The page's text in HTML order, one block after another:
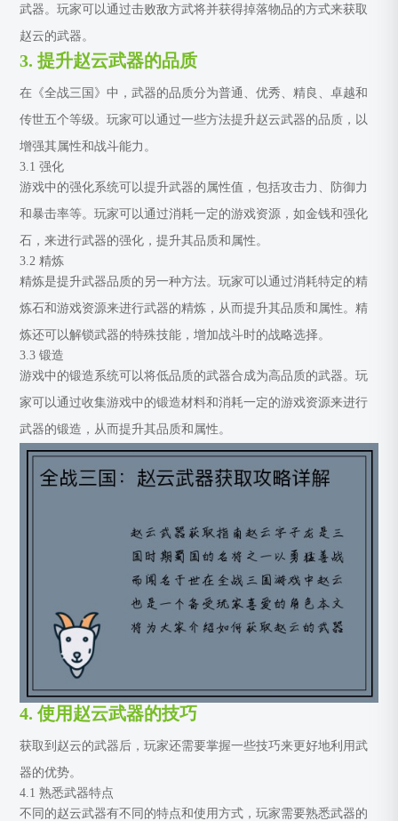
武器。玩家可以通过击败敌方武将并获得掉落物品的方式来获取
赵云的武器。
3. 提升赵云武器的品质
在《全战三国》中，武器的品质分为普通、优秀、精良、卓越和
传世五个等级。玩家可以通过一些方法提升赵云武器的品质，以
增强其属性和战斗能力。
3.1 强化
游戏中的强化系统可以提升武器的属性值，包括攻击力、防御力
和暴击率等。玩家可以通过消耗一定的游戏资源，如金钱和强化
石，来进行武器的强化，提升其品质和属性。
3.2 精炼
精炼是提升武器品质的另一种方法。玩家可以通过消耗特定的精
炼石和游戏资源来进行武器的精炼，从而提升其品质和属性。精
炼还可以解锁武器的特殊技能，增加战斗时的战略选择。
3.3 锻造
游戏中的锻造系统可以将低品质的武器合成为高品质的武器。玩
家可以通过收集游戏中的锻造材料和消耗一定的游戏资源来进行
武器的锻造，从而提升其品质和属性。
4. 使用赵云武器的技巧
获取到赵云的武器后，玩家还需要掌握一些技巧来更好地利用武
器的优势。
4.1 熟悉武器特点
不同的赵云武器有不同的特点和使用方式，玩家需要熟悉武器的